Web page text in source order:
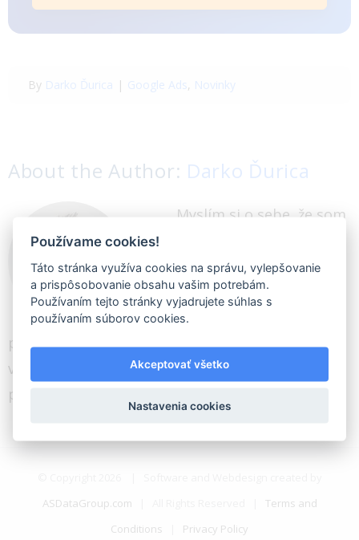
By Darko Ďurica | Google Ads, Novinky
About the Author: Darko Ďurica
Myslím si o sebe, že som
Ponúkam ľuďom to, čo
potrebujú. Tiež sa rád
dozvedám všetko nové a
píšem články o digitálnom marketingu. Som
veľkým milovníkom kvalitného jedla, falafelu a
piva.
ASDataGroup.com
Terms and
Conditions
Privacy Policy
Používame cookies!
Táto stránka využíva cookies na správu, vylepšovanie
a prispôsobovanie obsahu vašim potrebám.
Používaním tejto stránky vyjadrujete súhlas s
používaním súborov cookies.
Akceptovať všetko
Nastavenia cookies